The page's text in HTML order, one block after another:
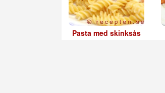
Pasta med skinksås